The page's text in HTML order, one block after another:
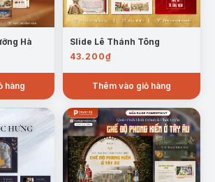
Độ và phong trào giải phóng dân tộc
Á và phong trào giải phóng dân
quá trình đấu tranh chống thực
triển của các phong trào yêu nước ở
Hà
hàng
Slide Lê Thánh Tông
43.200₫
Thêm vào giỏ hàng